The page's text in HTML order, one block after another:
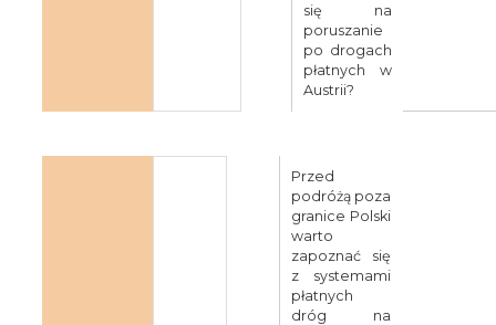
się na
poruszanie
po drogach
płatnych w
Austrii?
Przed
podróżą poza
granice Polski
warto
zapoznać się
z systemami
płatnych
dróg na